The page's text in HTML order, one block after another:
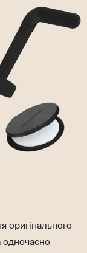
оригінального
одночасно